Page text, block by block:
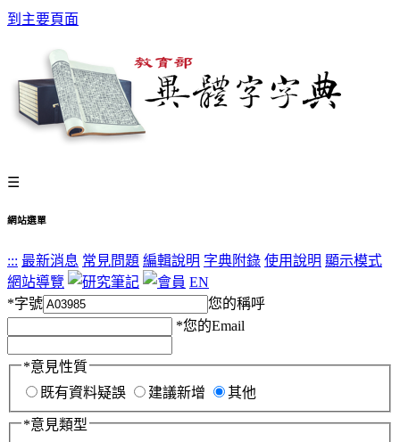
到主要頁面
☰
網站選單
::: 最新消息 常見問題 編輯說明 字典附錄 使用說明 顯示模式
網站導覽
EN
*字號
您的稱呼
*您的Email
*意見性質
既有資料疑誤
建議新增 其他
*意見類型